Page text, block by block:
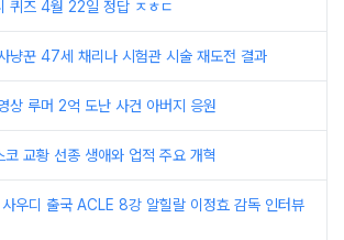
퀴즈 4월 22일 정답 ㅈㅎㄷ
냥꾼 47세 채리나 시험관 시술 재도전 결과
상 루머 2억 도난 사건 아버지 응원
코 교황 선종 생애와 업적 주요 개혁
우디 출국 ACLE 8강 알힐랄 이정효 감독 인터뷰